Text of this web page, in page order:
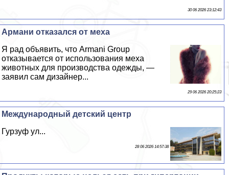
30 06 2026 23:12:43
Армани отказался от меха
Я рад объявить, что Armani Group
отказывается от использования меха
животных для производства одежды, —
заявил сам дизайнер...
29 06 2026 20:25:23
Международный детский центр
Гурзуф ул...
28 06 2026 14:57:38